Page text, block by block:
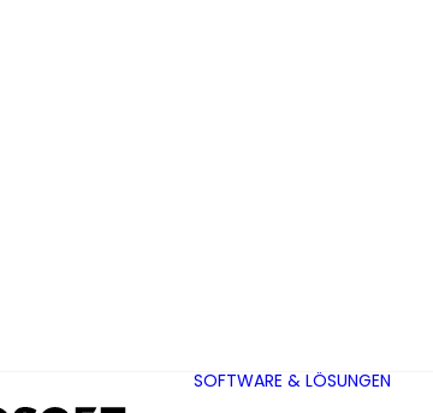
SOFTWARE & LÖSUNGEN